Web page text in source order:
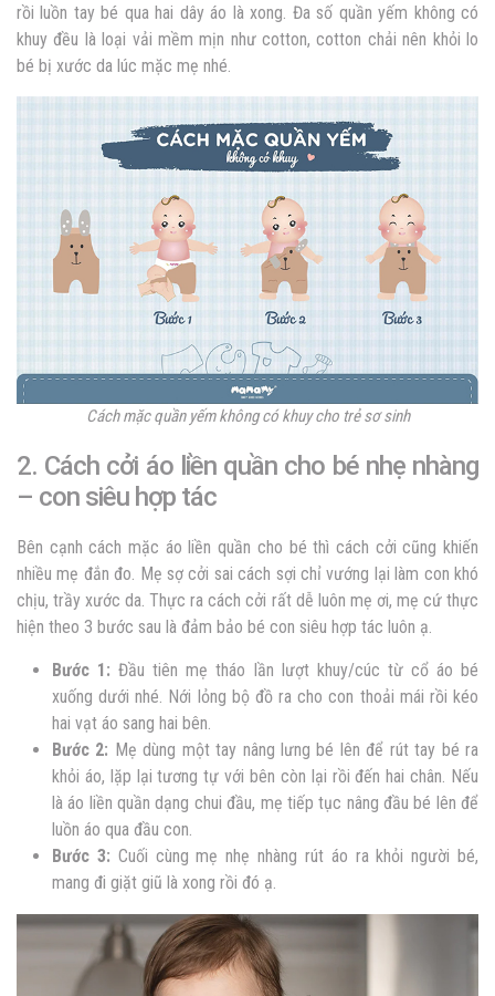
rồi luồn tay bé qua hai dây áo là xong. Đa số quần yếm không có
khuy đều là loại vải mềm mịn như cotton, cotton chải nên khỏi lo
bé bị xước da lúc mặc mẹ nhé.
Cách mặc quần yếm không có khuy cho trẻ sơ sinh
2. Cách cởi áo liền quần cho bé nhẹ nhàng
– con siêu hợp tác
Bên cạnh cách mặc áo liền quần cho bé thì cách cởi cũng khiến
nhiều mẹ đắn đo. Mẹ sợ cởi sai cách sợi chỉ vướng lại làm con khó
chịu, trầy xước da. Thực ra cách cởi rất dễ luôn mẹ ơi, mẹ cứ thực
hiện theo 3 bước sau là đảm bảo bé con siêu hợp tác luôn ạ.
Bước 1: Đầu tiên mẹ tháo lần lượt khuy/cúc từ cổ áo bé
xuống dưới nhé. Nới lỏng bộ đồ ra cho con thoải mái rồi kéo
hai vạt áo sang hai bên.
Bước 2: Mẹ dùng một tay nâng lưng bé lên để rút tay bé ra
khỏi áo, lặp lại tương tự với bên còn lại rồi đến hai chân. Nếu
là áo liền quần dạng chui đầu, mẹ tiếp tục nâng đầu bé lên để
luồn áo qua đầu con.
Bước 3: Cuối cùng mẹ nhẹ nhàng rút áo ra khỏi người bé,
mang đi giặt giũ là xong rồi đó ạ.